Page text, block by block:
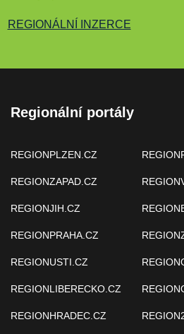
REGIONÁLNÍ INZERCE
Regionální portály
REGIONPLZEN.CZ
REGIONZAPAD.CZ
REGIONJIH.CZ
REGIONPRAHA.CZ
REGIONUSTI.CZ
REGIONLIBERECKO.CZ
REGIONHRADEC.CZ